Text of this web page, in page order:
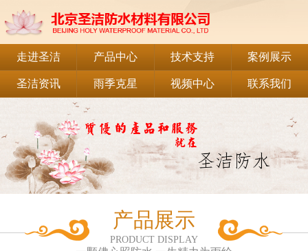
走进圣洁 产品中心 技术支持 案例展示
圣洁资讯 雨季克星 视频中心 联系我们
产品展示
PRODUCT DISPLAY